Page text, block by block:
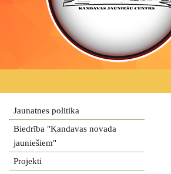
Jaunatnes politika
Biedrība "Kandavas novada
jauniešiem"
Projekti